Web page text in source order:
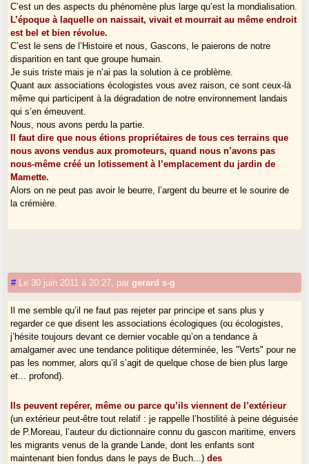
C’est un des aspects du phénomène plus large qu’est la mondialisation.
L’époque à laquelle on naissait, vivait et mourrait au même endroit
est bel et bien révolue.
C’est le sens de l’Histoire et nous, Gascons, le paierons de notre
disparition en tant que groupe humain.
Je suis triste mais je n’ai pas la solution à ce problème.
Quant aux associations écologistes vous avez raison, ce sont ceux-là
même qui participent à la dégradation de notre environnement landais
qui s’en émeuvent.
Nous, nous avons perdu la partie.
Il faut dire que nous étions propriétaires de tous ces terrains que
nous avons vendus aux promoteurs, quand nous n’avons pas
nous-même créé un lotissement à l’emplacement du jardin de
Mamette.
Alors on ne peut pas avoir le beurre, l’argent du beurre et le sourire de
la crémière.
# Le 30 juin 2011 à 20:27 pargerard s-g
Il me semble qu’il ne faut pas rejeter par principe et sans plus y
regarder ce que disent les associations écologiques (ou écologistes,
j’hésite toujours devant ce dernier vocable qu’on a tendance à
amalgamer avec une tendance politique déterminée, les "Verts" pour ne
pas les nommer, alors qu’il s’agit de quelque chose de bien plus large
et... profond).
Ils peuvent repérer, même ou parce qu’ils viennent de l’extérieur
(un extérieur peut-être tout relatif : je rappelle l’hostilité à peine déguisée
de P.Moreau, l’auteur du dictionnaire connu du gascon maritime, envers
les migrants venus de la grande Lande, dont les enfants sont
maintenant bien fondus dans le pays de Buch...)des